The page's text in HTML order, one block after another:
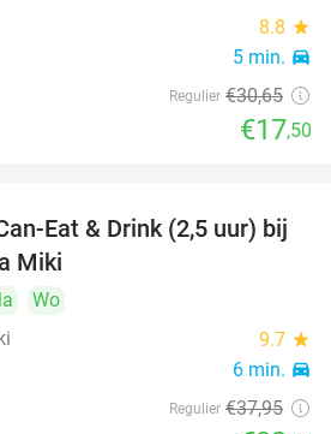
8.8 star
5 min. directions_car
Regulier €30,65
€17,50
13%
Eat & Drink (2,5 uur) bij
Miki
Wo
9.7 star
6 min. directions_car
Regulier €37,95